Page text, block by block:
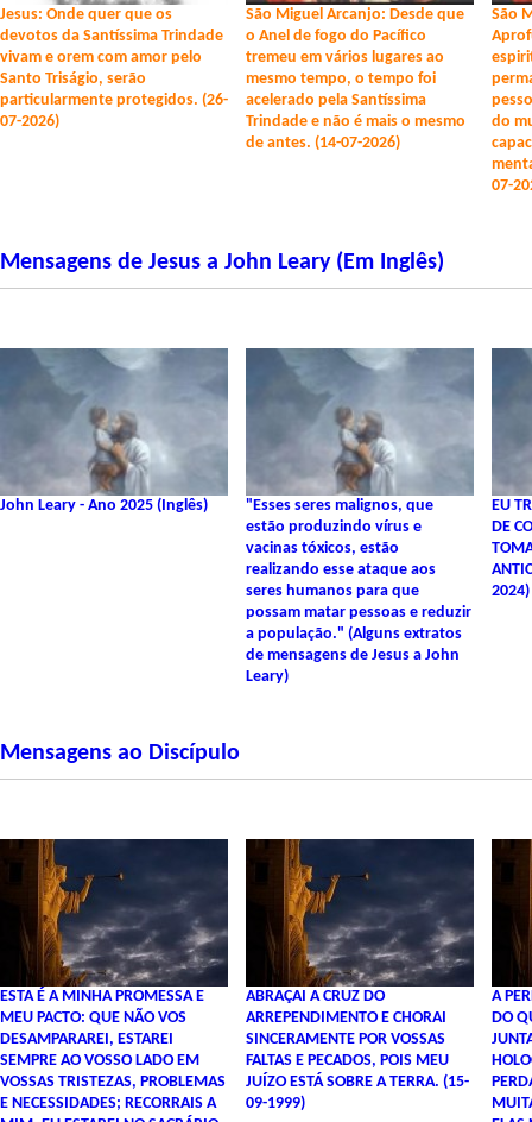
Jesus: Onde quer que os
devotos da Santíssima Trindade
vivam e orem com amor pelo
Santo Triságio, serão
particularmente protegidos. (26-
07-2026)
São Miguel Arcanjo: Desde que
o Anel de fogo do Pacífico
tremeu em vários lugares ao
mesmo tempo, o tempo foi
acelerado pela Santíssima
Trindade e não é mais o mesmo
de antes. (14-07-2026)
São
do
07-
Mensagens de Jesus a John Leary (Em Inglês)
John Leary - Ano 2025 (Inglês)
"Esses seres malignos, que
estão produzindo vírus e
vacinas tóxicos, estão
realizando esse ataque aos
seres humanos para que
possam matar pessoas e reduzir
a população." (Alguns extratos
de mensagens de Jesus a John
Leary)
EU
DE
2024)
Mensagens ao Discípulo
ESTA É A MINHA PROMESSA E
MEU PACTO: QUE NÃO VOS
DESAMPARAREI, ESTAREI
SEMPRE AO VOSSO LADO EM
VOSSAS TRISTEZAS, PROBLEMAS
E NECESSIDADES; RECORRAIS A
ABRAÇAI A CRUZ DO
ARREPENDIMENTO E CHORAI
SINCERAMENTE POR VOSSAS
FALTAS E PECADOS, POIS MEU
JUÍZO ESTÁ SOBRE A TERRA. (15-
09-1999)
A
DO